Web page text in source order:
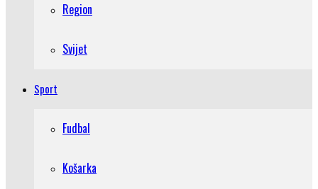
Region
Svijet
Sport
Fudbal
Košarka